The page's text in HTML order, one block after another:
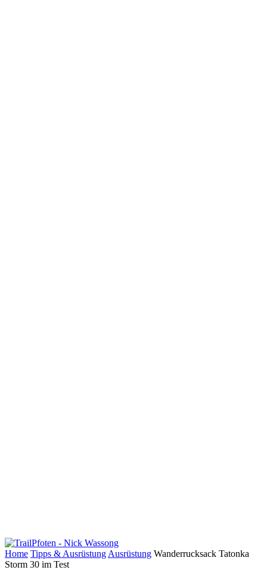
Home Tipps & Ausrüstung Ausrüstung Wanderrucksack Tatonka
Storm 30 im Test